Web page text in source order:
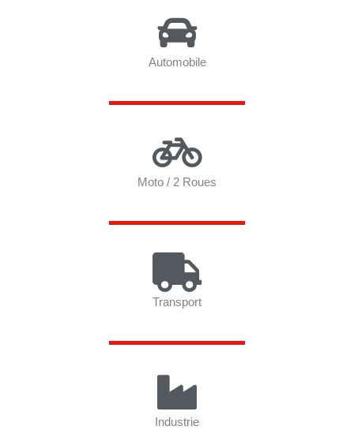
Automobile
Moto / 2 Roues
Transport
Industrie